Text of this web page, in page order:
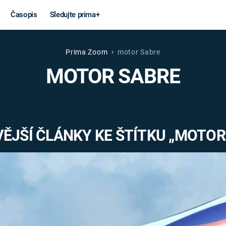
Časopis Sledujte prima+
Věda a
technika
MARS
VÁLEČNÉ
Prima Zoom motor Sabre
MOTOR SABRE
ČLÁNKY KE ŠTÍTKU